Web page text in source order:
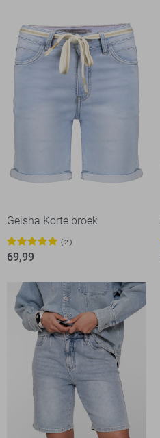
Geisha Korte broek
2
69,99